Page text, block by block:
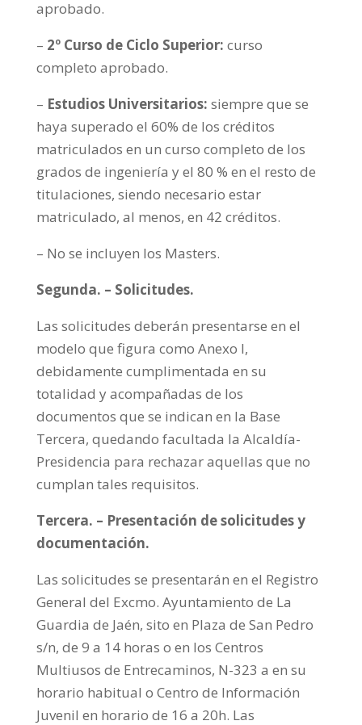
aprobado.
– 2º Curso de Ciclo Superior: curso
completo aprobado.
– Estudios Universitarios: siempre que se
haya superado el 60% de los créditos
matriculados en un curso completo de los
grados de ingeniería y el 80 % en el resto de
titulaciones, siendo necesario estar
matriculado, al menos, en 42 créditos.
– No se incluyen los Masters.
Segunda. – Solicitudes.
Las solicitudes deberán presentarse en el
modelo que figura como Anexo I,
debidamente cumplimentada en su
totalidad y acompañadas de los
documentos que se indican en la Base
Tercera, quedando facultada la Alcaldía-
Presidencia para rechazar aquellas que no
cumplan tales requisitos.
Tercera. – Presentación de solicitudes y
documentación.
Las solicitudes se presentarán en el Registro
General del Excmo. Ayuntamiento de La
Guardia de Jaén, sito en Plaza de San Pedro
s/n, de 9 a 14 horas o en los Centros
Multiusos de Entrecaminos, N-323 a en su
horario habitual o Centro de Información
Juvenil en horario de 16 a 20h. Las